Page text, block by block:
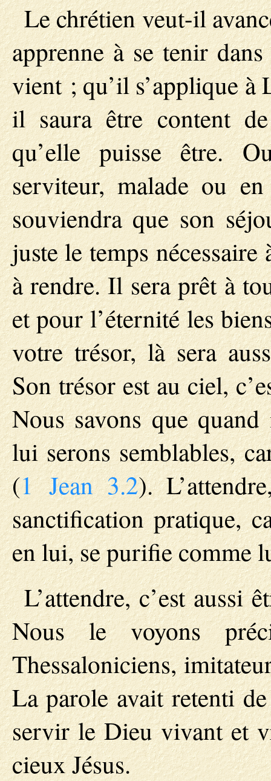
Le chrétien veut-il
apprenne à se tenir
vient ; qu’il s’applique à
il saura être content
qu’elle puisse être.
serviteur, malade ou
souviendra que son
juste le temps
à rendre. Il sera prêt à
et pour l’éternité les
votre trésor, là sera
Son trésor est au ciel,
Nous savons que
lui serons semblables,
(1 Jean 3.2).
sanctification pratique,
en lui, se purifie comme
L’attendre, c’est aussi
Nous le voyons
Thessaloniciens,
La parole avait retenti
servir le Dieu vivant et
cieux Jésus.